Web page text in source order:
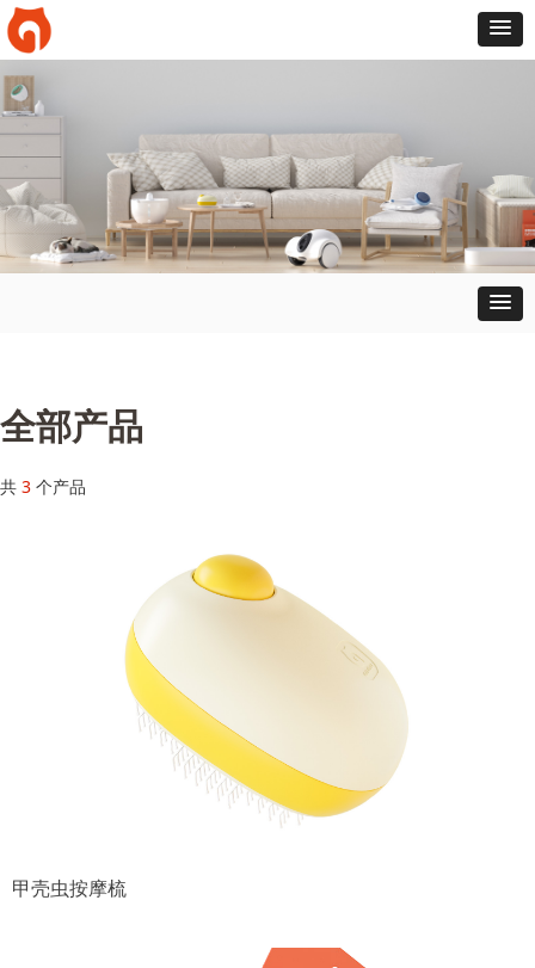
全部产品
共 3 个产品
甲壳虫按摩梳